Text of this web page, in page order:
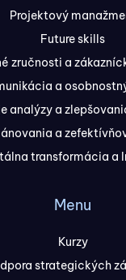
Projektový
Future skills
zručnosti a
a
analýzy a
a
transformácia a
Menu
Kurzy
strategických